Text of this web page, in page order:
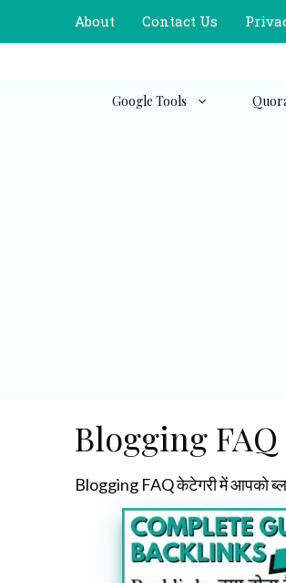
to
About Contact Us
Google Tools
Blogging FAQ
Blogging FAQ केटेगरी में आपको